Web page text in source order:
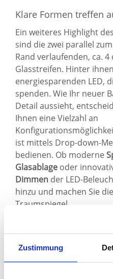
Zustimmung
Klare Formen treffen
Ein weiteres Highlight
sind die zwei parallel
Rand verlaufenden, ca.
Glasstreifen. Hinter
energiesparenden LED,
spenden. Wie Ihr neuer
Detail aussieht,
Ihnen eine Vielzahl an
ist mittels Drop-down-
bedienen. Ob moderne
Glasablage oder
Dimmen der LED-
hinzu und machen Sie
Traumspiegel.
Die Details des
ca. 6 mm starker